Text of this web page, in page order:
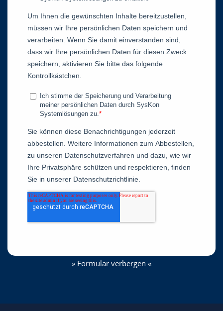
» Formular verbergen «